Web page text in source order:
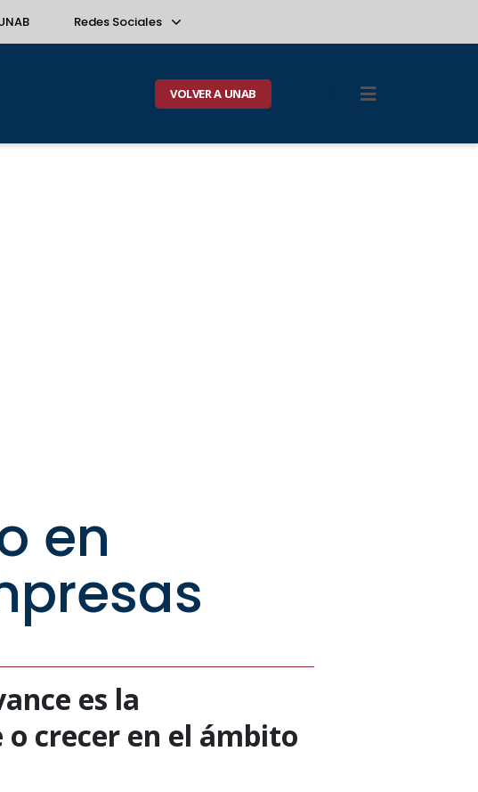
Redes Sociales
VOLVER A UNAB
en
es la
crecer en el ámbito